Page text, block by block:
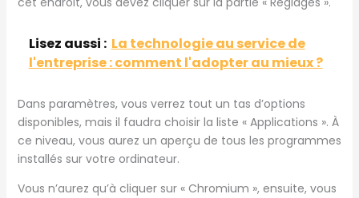
Lisez aussi : La technologie au service de
l'entreprise : comment l'adopter au mieux ?
Dans paramètres, vous verrez tout un tas d’options
disponibles, mais il faudra choisir la liste « Applications ». À
ce niveau, vous aurez un aperçu de tous les programmes
installés sur votre ordinateur.
Vous n’aurez qu’à cliquer sur « Chromium », ensuite, vous